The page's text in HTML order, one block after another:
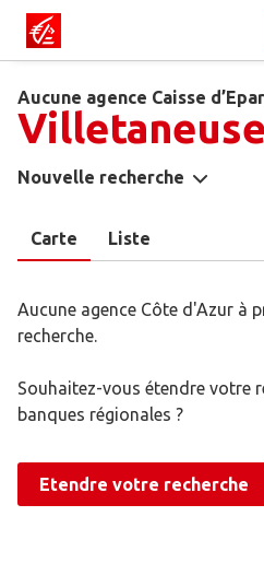
Aucune agence Caisse
Villetaneuse
Nouvelle recherche
Carte Liste
Aucune agence Côte d'Azur à
recherche.
Souhaitez-vous étendre votre
banques régionales ?
Etendre votre recherche